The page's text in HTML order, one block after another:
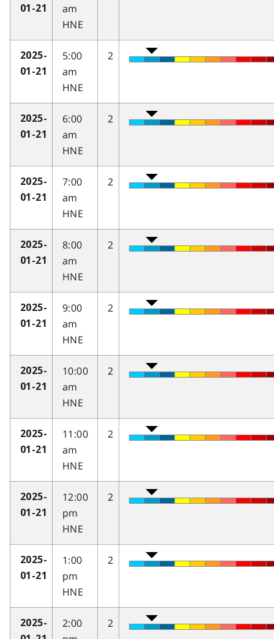
01-21
am
HNE
2025-
01-21
5:00
am
HNE
2
2025-
01-21
6:00
am
HNE
2
2025-
01-21
7:00
am
HNE
2
2025-
01-21
8:00
am
HNE
2
2025-
01-21
9:00
am
HNE
2
2025-
01-21
10:00
am
HNE
2
2025-
01-21
11:00
am
HNE
2
2025-
01-21
12:00
pm
HNE
2
2025-
01-21
1:00
pm
HNE
2
2025-
2:00
2